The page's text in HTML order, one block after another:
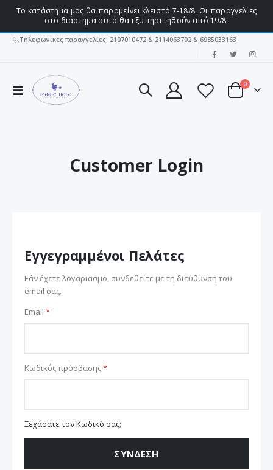
Το κατάστημα μας θα παραμείνει κλειστό 7-18/8. Οι παραγγελίες
στο διάστημα αυτό θα εξυπηρετηθούν από 19/8.
Τηλεφωνικές παραγγελίες: 2107010472 & 2114063702 & 6985033163
Εναλλαγή
Πλοήγησης
Cart
0
Customer Login
Εγγεγραμμένοι Πελάτες
Εάν έχετε λογαριασμό, συνδεθείτε με τη διεύθυνση του
email σας.
Email
Κωδικός πρόσβασης
Ξεχάσατε τον Κωδικό σας;
ΣΎΝΔΕΣΗ